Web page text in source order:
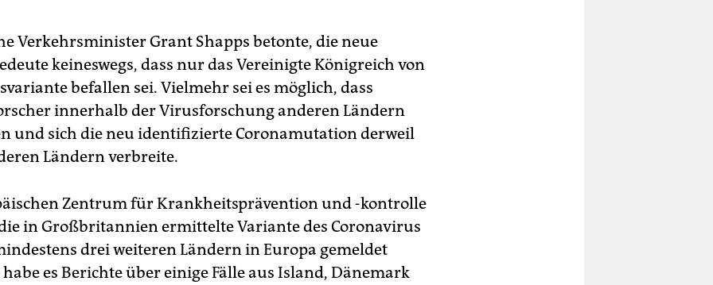
Verkehrsminister Grant Shapps betonte, die neue
keineswegs, dass nur das Vereinigte Königreich von
befallen sei. Vielmehr sei es möglich, dass
innerhalb der Virusforschung anderen Ländern
und sich die neu identifizierte Coronamutation derweil
Ländern verbreite.
Zentrum für Krankheitsprävention und -kontrolle
in Großbritannien ermittelte Variante des Coronavirus
drei weiteren Ländern in Europa gemeldet
habe es Berichte über einige Fälle aus Island, Dänemark